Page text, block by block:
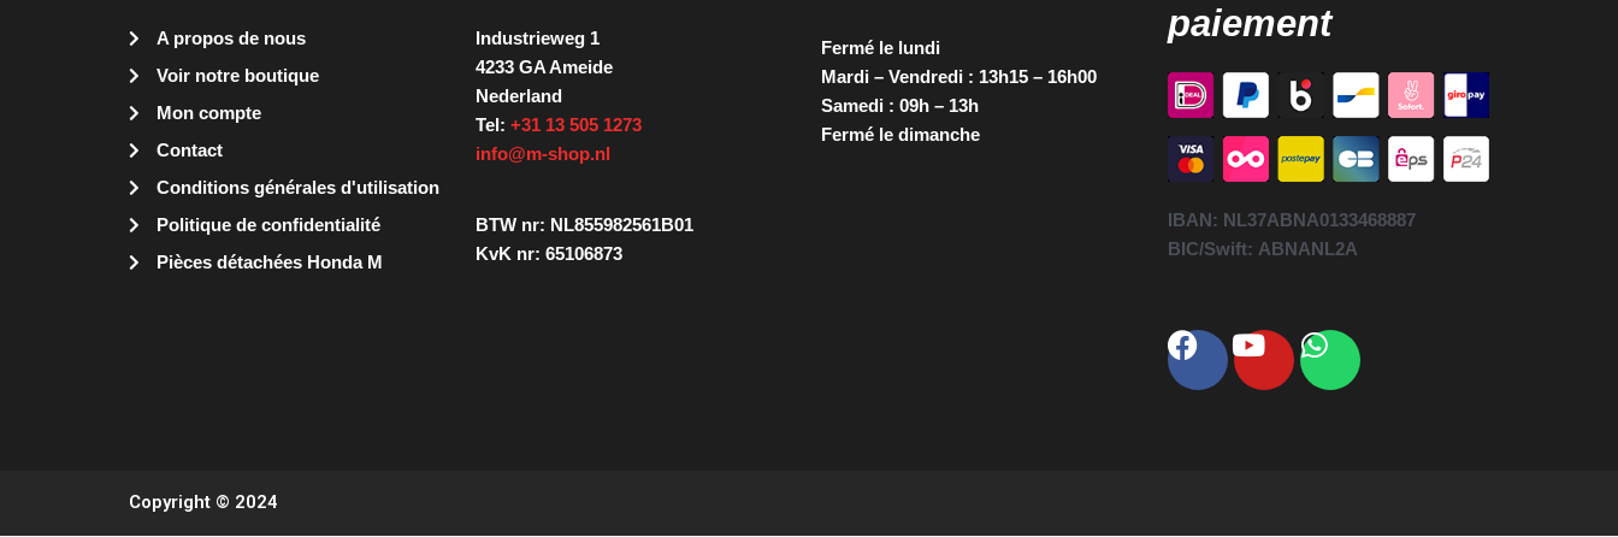
A propos de nous
Voir notre boutique
Mon compte
Contact
Conditions générales d'utilisation
Politique de confidentialité
Pièces détachées Honda M
Industrieweg 1
4233 GA Ameide
Nederland
Tel: +31 13 505 1273
info@m-shop.nl
BTW nr: NL855982561B01
KvK nr: 65106873
Fermé le lundi
Mardi – Vendredi : 13h15 – 16h00
Samedi : 09h – 13h
Fermé le dimanche
paiement
IBAN: NL37ABNA0133468887
BIC/Swift: ABNANL2A
Facebook
YoutubeWhatsapp
Copyright © 2024